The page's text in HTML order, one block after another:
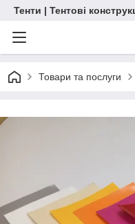
Тенти | Тентові
Товари та послуги